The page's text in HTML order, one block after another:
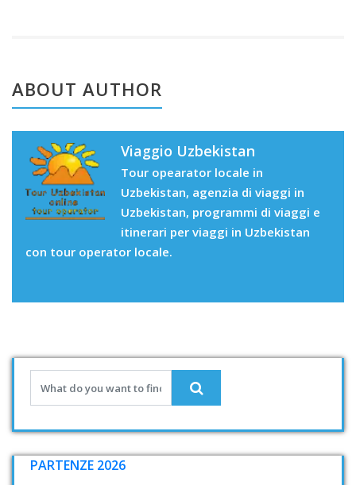
ABOUT AUTHOR
Viaggio Uzbekistan
Tour opearator locale in
Uzbekistan, agenzia di viaggi in
Uzbekistan, programmi di viaggi e
itinerari per viaggi in Uzbekistan
con tour operator locale.
PARTENZE 2026